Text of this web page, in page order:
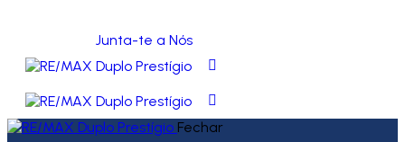
Junta-te a Nós
Fechar